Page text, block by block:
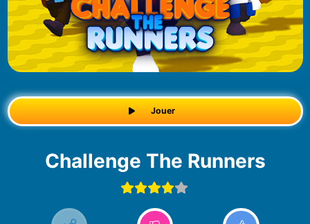
Jouer
Challenge The Runners